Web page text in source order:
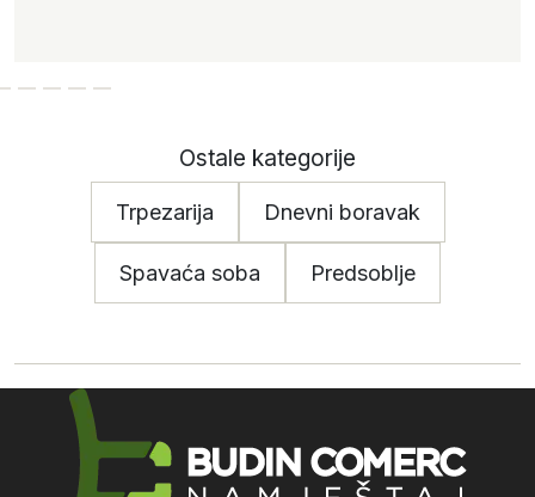
Ostale kategorije
Trpezarija Dnevni boravak
Spavaća soba Predsoblje